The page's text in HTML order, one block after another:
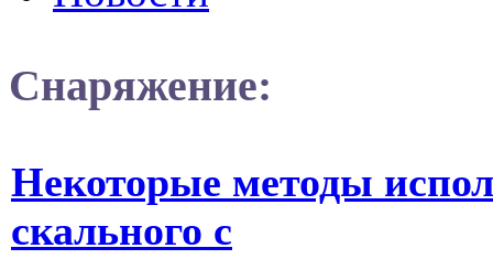
Снаряжение:
Некоторые методы
скального с